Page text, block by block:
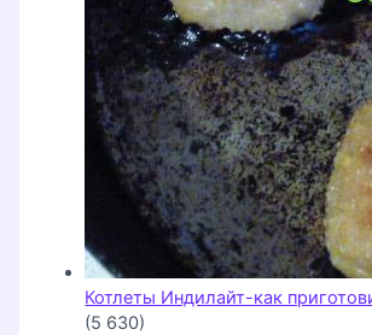
Котлеты Индилайт-как
(5 630)